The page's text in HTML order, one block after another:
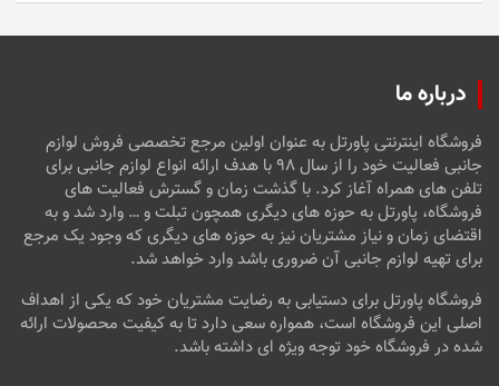
درباره ما
فروشگاه اینترنتی پاورتل به عنوان اولین مرجع تخصصی فروش لوازم
جانبی فعالیت خود را از سال ۹۸ با هدف ارائه انواع لوازم جانبی برای
تلفن های همراه آغاز کرد. با گذشت زمان و گسترش فعالیت های
فروشگاه، پاورتل به حوزه های دیگری همچون تبلت و … وارد شد و به
اقتضای زمان و نیاز مشتریان نیز به حوزه های دیگری که وجود یک مرجع
برای تهیه لوازم جانبی آن ضروری باشد وارد خواهد شد.
فروشگاه پاورتل برای دستیابی به رضایت مشتریان خود که یکی از اهداف
اصلی این فروشگاه است، همواره سعی دارد تا به کیفیت محصولات ارائه
شده در فروشگاه خود توجه ویژه ای داشته باشد.